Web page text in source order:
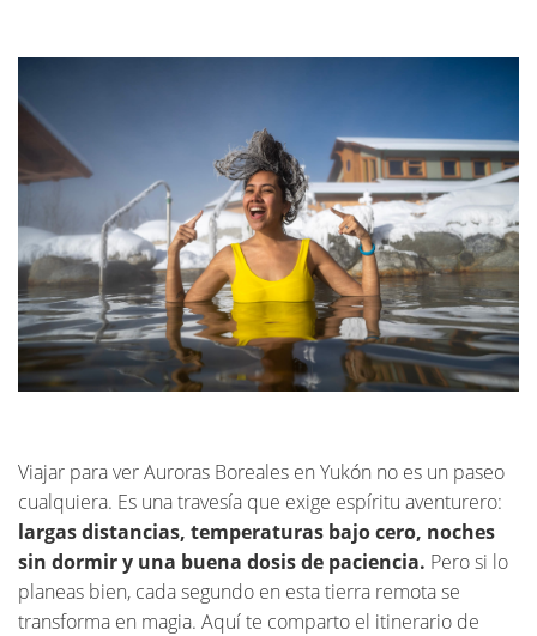
Viajar para ver Auroras Boreales en Yukón no es un paseo
cualquiera. Es una travesía que exige espíritu aventurero:
largas distancias, temperaturas bajo cero, noches
sin dormir y una buena dosis de paciencia. Pero si lo
planeas bien, cada segundo en esta tierra remota se
transforma en magia. Aquí te comparto el itinerario de